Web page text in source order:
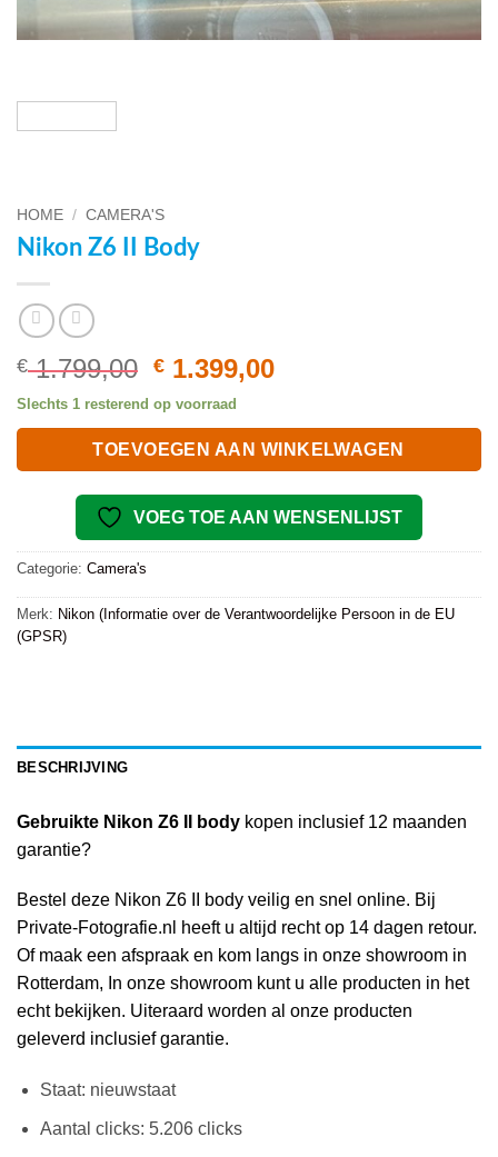
HOME / CAMERA'S
Nikon Z6 II Body
€1.799,00 Oorspronkelijke
prijs
was:
€ 1.799,00.
€ 1.399,00Huidige
is:
€ 1.399,00.
Slechts 1 resterend op voorraad
TOEVOEGEN AAN WINKELWAGEN
VOEG TOE AAN WENSENLIJST
Categorie: Camera's
Merk: Nikon (Informatie over de Verantwoordelijke Persoon in de EU
(GPSR)
BESCHRIJVING
Gebruikte Nikon Z6 II body kopen inclusief 12 maanden
garantie?
Bestel deze Nikon Z6 II body veilig en snel online. Bij
Private-Fotografie.nl heeft u altijd recht op 14 dagen retour.
Of maak een afspraak en kom langs in onze showroom in
Rotterdam, In onze showroom kunt u alle producten in het
echt bekijken. Uiteraard worden al onze producten
geleverd inclusief garantie.
Staat: nieuwstaat
Aantal clicks: 5.206 clicks